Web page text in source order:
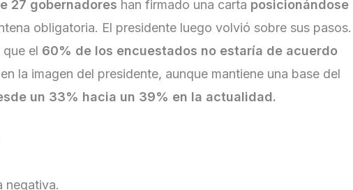
27 gobernadores han firmado una carta posicionándose
obligatoria. El presidente luego volvió sobre sus pasos.
el 60% de los encuestados no estaría de acuerdo
la imagen del presidente, aunque mantiene una base del
un 33% hacia un 39% en la actualidad.
negativa.